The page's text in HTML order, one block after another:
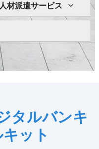
材派遣サービス
タルバンキ
ット